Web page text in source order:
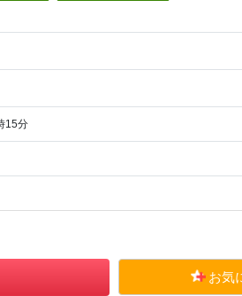
15分
お気